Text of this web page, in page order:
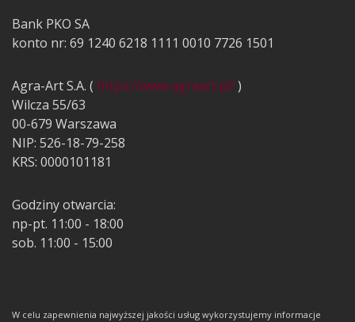
Bank PKO SA
konto nr: 69 1240 6218 1111 0010 7726 1501
Agra-Art S.A. ( https://www.agraart.pl/)
Wilcza 55/63
00-679 Warszawa
NIP: 526-18-79-258
KRS: 0000101181
Godziny otwarcia:
np-pt. 11:00 - 18:00
sob. 11:00 - 15:00
W celu zapewnienia najwyższej jakości usług wykorzystujemy informacje